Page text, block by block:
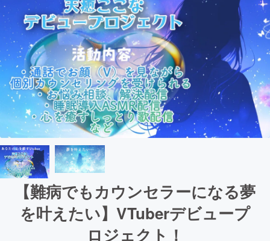
【難病でもカウンセラーになる夢
を叶えたい】VTuberデビュープ
ロジェクト！